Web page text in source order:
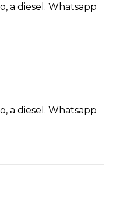
a diesel. Whatsapp
a diesel. Whatsapp